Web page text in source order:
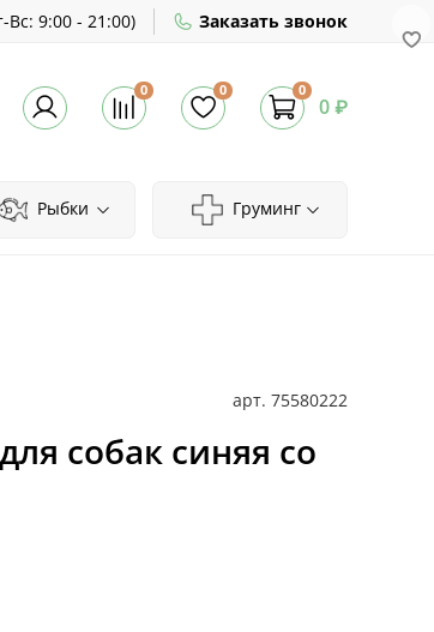
Вс: 9:00 - 21:00) Заказать звонок
0 0 0
0 ₽
Рыбки Груминг
арт. 75580222
собак синяя со